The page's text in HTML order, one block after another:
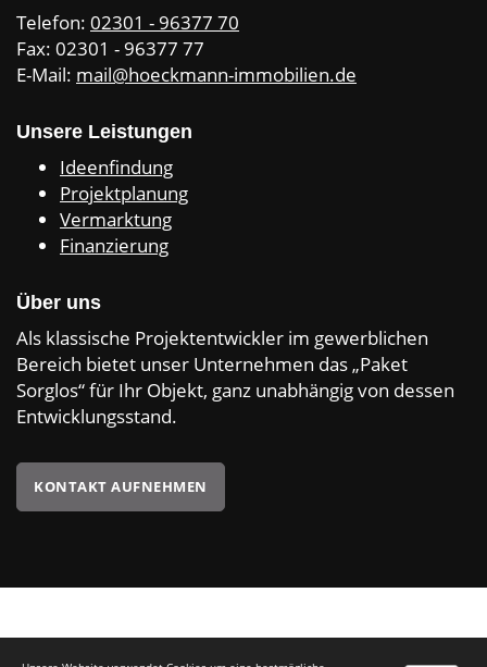
Telefon: 02301 - 96377 70
Fax: 02301 - 96377 77
E-Mail: mail@hoeckmann-immobilien.de
Unsere Leistungen
Ideenfindung
Projektplanung
Vermarktung
Finanzierung
Über uns
Als klassische Projektentwickler im gewerblichen
Bereich bietet unser Unternehmen das „Paket
Sorglos“ für Ihr Objekt, ganz unabhängig von dessen
Entwicklungsstand.
KONTAKT AUFNEHMEN